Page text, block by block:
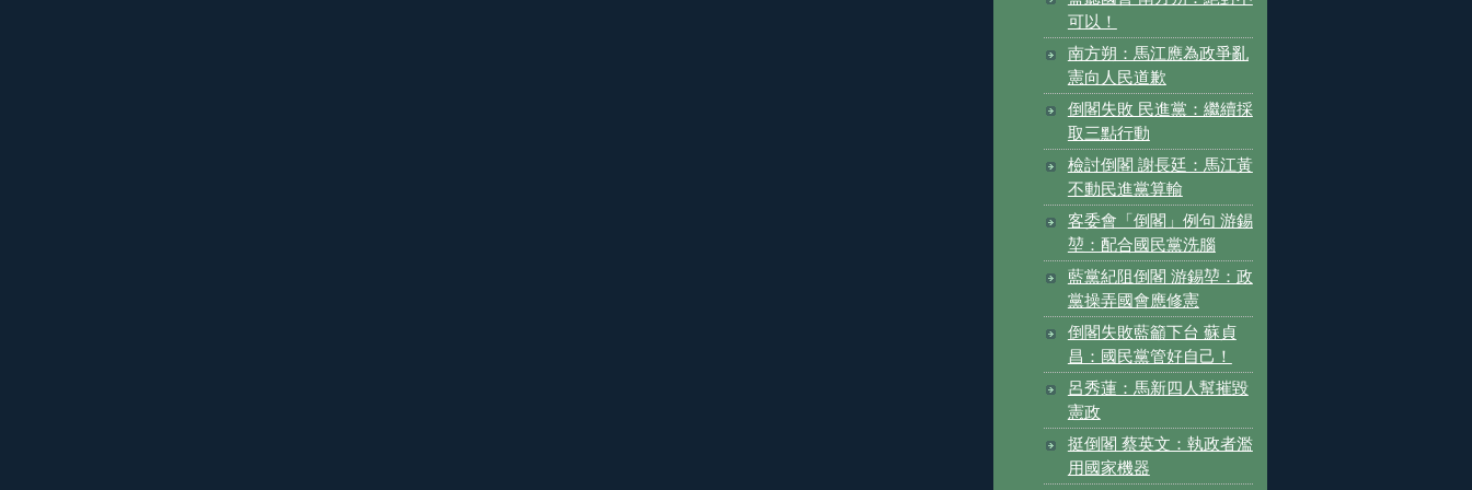
可以！
南方朔：馬江應為政爭亂
憲向人民道歉
倒閣失敗 民進黨：繼續採
取三點行動
檢討倒閣 謝長廷：馬江黃
不動民進黨算輸
客委會「倒閣」例句 游錫
堃：配合國民黨洗腦
藍黨紀阻倒閣 游錫堃：政
黨操弄國會應修憲
倒閣失敗藍籲下台 蘇貞
昌：國民黨管好自己！
呂秀蓮：馬新四人幫摧毀
憲政
挺倒閣 蔡英文：執政者濫
用國家機器